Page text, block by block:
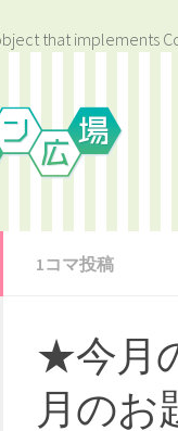
that implements
1コマ投稿
★今月
月のお